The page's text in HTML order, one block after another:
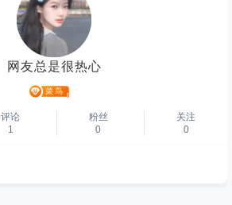
个人主页
网友总是很热心
评论
1
粉丝
0
关注
0